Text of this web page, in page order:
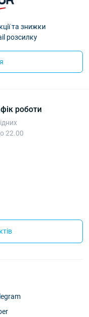
та знижки
розсилку
роботи
22.00